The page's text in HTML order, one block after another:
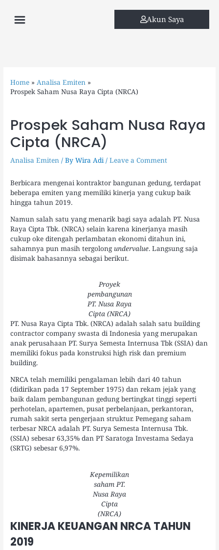
content
Menu Akun Saya
Home
Analisa Emiten
Prospek Saham Nusa Raya Cipta (NRCA)
Prospek Saham Nusa Raya
Cipta (NRCA)
Analisa Emiten / ByWira Adi/Leave a Comment
Berbicara mengenai kontraktor bangunan gedung, terdapat
beberapa emiten yang memiliki kinerja yang cukup baik
hingga tahun 2019.
Namun salah satu yang menarik bagi saya adalah PT. Nusa
Raya Cipta Tbk. (NRCA) selain karena kinerjanya masih
cukup oke ditengah perlambatan ekonomi ditahun ini,
sahamnya pun masih tergolong undervalue. Langsung saja
disimak bahasannya sebagai berikut.
Proyek
pembangunan
PT. Nusa Raya
Cipta (NRCA)
PT. Nusa Raya Cipta Tbk. (NRCA) adalah salah satu building
contractor company swasta di Indonesia yang merupakan
anak perusahaan PT. Surya Semesta Internusa Tbk (SSIA) dan
memiliki fokus pada konstruksi high risk dan premium
building.
NRCA telah memiliki pengalaman lebih dari 40 tahun
(didirikan pada 17 September 1975) dan rekam jejak yang
baik dalam pembangunan gedung bertingkat tinggi seperti
perhotelan, apartemen, pusat perbelanjaan, perkantoran,
rumah sakit serta pengerjaan struktur. Pemegang saham
terbesar NRCA adalah PT. Surya Semesta Internusa Tbk.
(SSIA) sebesar 63,35% dan PT Saratoga Investama Sedaya
(SRTG) sebesar 6,97%.
Kepemilikan
saham PT.
Nusa Raya
Cipta
(NRCA)
KINERJA KEUANGAN NRCA TAHUN
2019